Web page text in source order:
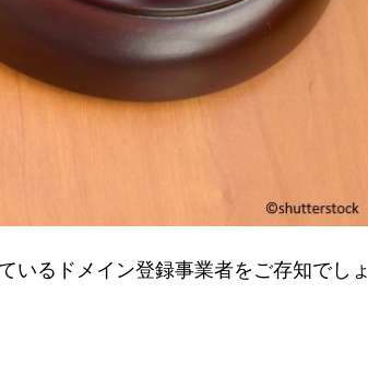
いるドメイン登録事業者をご存知でしょ